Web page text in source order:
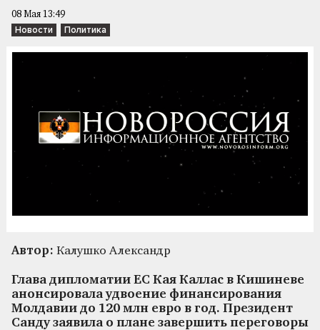
08 Мая 13:49
Новости Политика
Автор: Калушко Александр
Глава дипломатии ЕС Кая Каллас в Кишиневе
анонсировала удвоение финансирования
Молдавии до 120 млн евро в год. Президент
Санду заявила о плане завершить переговоры